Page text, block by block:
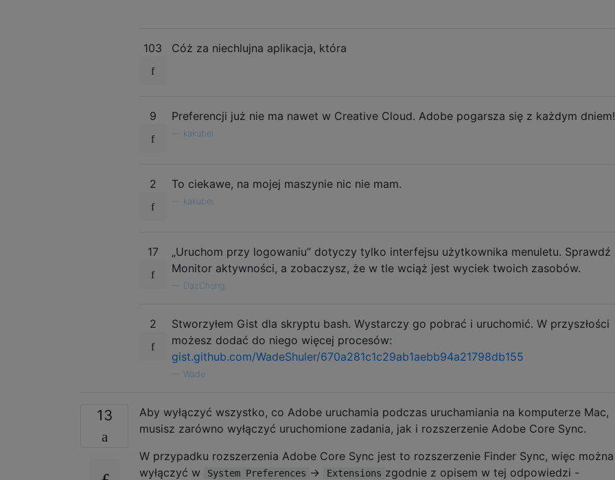
103 Cóż za niechlujna aplikacja, która
9 Preferencji już nie ma nawet w Creative Cloud. Adobe pogarsza się z każdym dniem!
kakubei
2 To ciekawe, na mojej maszynie nic nie mam.
kakubei
17
„Uruchom przy logowaniu” dotyczy tylko interfejsu użytkownika menuletu. Sprawdź
Monitor aktywności, a zobaczysz, że w tle wciąż jest wyciek twoich zasobów.
DazChong,
2
Stworzyłem Gist dla skryptu bash. Wystarczy go pobrać i uruchomić. W przyszłości
możesz dodać do niego więcej procesów:
gist.github.com/WadeShuler/670a281c1c29ab1aebb94a21798db155
Wade
13
Aby wyłączyć wszystko, co Adobe uruchamia podczas uruchamiania na komputerze Mac,
musisz zarówno wyłączyć uruchomione zadania, jak i rozszerzenie Adobe Core Sync.
W przypadku rozszerzenia Adobe Core Sync jest to rozszerzenie Finder Sync, więc
wyłączyć w
System Preferences → Extensions zgodnie z opisem w tej odpowiedzi -